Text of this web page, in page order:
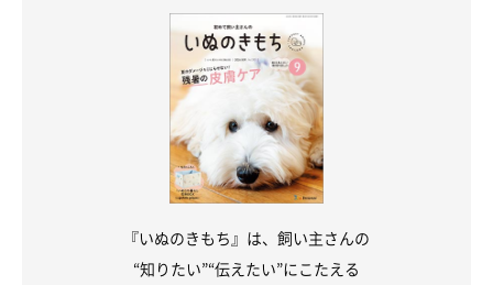
『いぬのきもち』は、飼い主さんの
“知りたい”“伝えたい”にこたえる